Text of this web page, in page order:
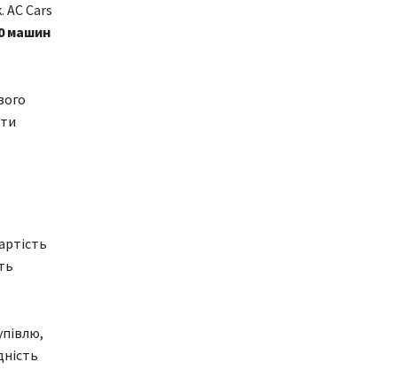
Cars
машин